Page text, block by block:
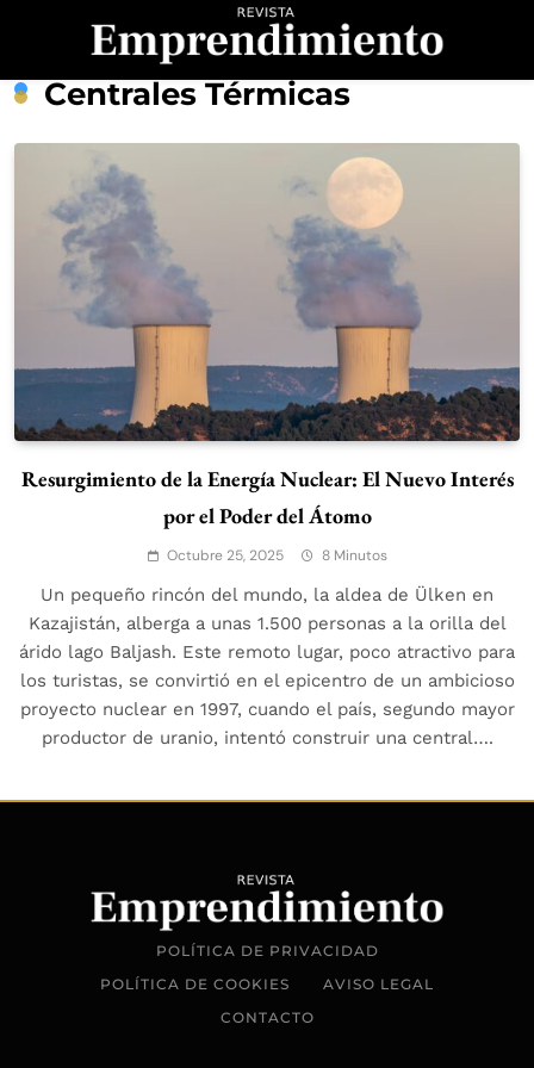
Revista
Emprendimiento
Centrales Térmicas
Resurgimiento de la Energía Nuclear: El Nuevo Interés
por el Poder del Átomo
Octubre 25, 2025 8 Minutos
Un pequeño rincón del mundo, la aldea de Ülken en
Kazajistán, alberga a unas 1.500 personas a la orilla del
árido lago Baljash. Este remoto lugar, poco atractivo para
los turistas, se convirtió en el epicentro de un ambicioso
proyecto nuclear en 1997, cuando el país, segundo mayor
productor de uranio, intentó construir una central….
POLÍTICA DE PRIVACIDAD
POLÍTICA DE COOKIES
AVISO LEGAL
CONTACTO